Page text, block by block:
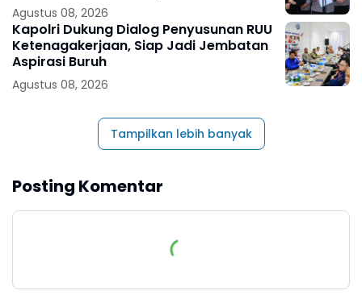
Agustus 08, 2026
Kapolri Dukung Dialog Penyusunan RUU
Ketenagakerjaan, Siap Jadi Jembatan
Aspirasi Buruh
Agustus 08, 2026
Tampilkan lebih banyak
Posting Komentar